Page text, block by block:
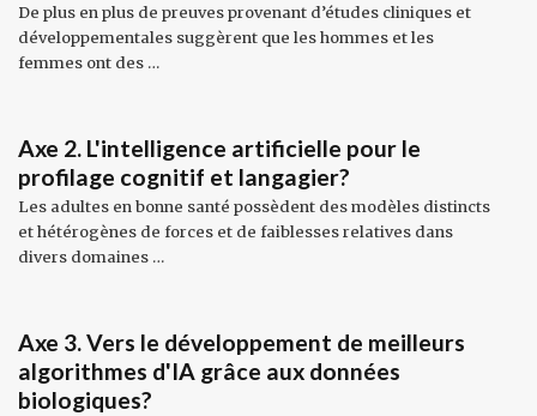
De plus en plus de preuves provenant d’études cliniques et
développementales suggèrent que les hommes et les
femmes ont des …
Axe 2. L'intelligence artificielle pour le
profilage cognitif et langagier?
Les adultes en bonne santé possèdent des modèles distincts
et hétérogènes de forces et de faiblesses relatives dans
divers domaines …
Axe 3. Vers le développement de meilleurs
algorithmes d'IA grâce aux données
biologiques?